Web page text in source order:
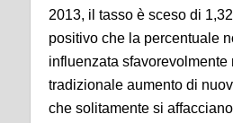
2013, il tasso è sceso di
positivo che la percentuale
influenzata sfavorevolmente
tradizionale aumento di
che solitamente si